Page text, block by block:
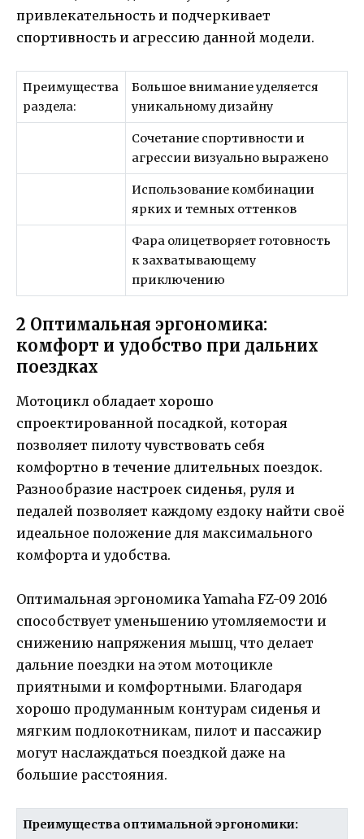
привлекательность и подчеркивает
спортивность и агрессию данной модели.
Преимущества
раздела:
Большое внимание уделяется
уникальному дизайну
Сочетание спортивности и
агрессии визуально выражено
Использование комбинации
ярких и темных оттенков
Фара олицетворяет готовность
к захватывающему
приключению
2 Оптимальная эргономика:
комфорт и удобство при дальних
поездках
Мотоцикл обладает хорошо
спроектированной посадкой, которая
позволяет пилоту чувствовать себя
комфортно в течение длительных поездок.
Разнообразие настроек сиденья, руля и
педалей позволяет каждому ездоку найти своё
идеальное положение для максимального
комфорта и удобства.
Оптимальная эргономика Yamaha FZ-09 2016
способствует уменьшению утомляемости и
снижению напряжения мышц, что делает
дальние поездки на этом мотоцикле
приятными и комфортными. Благодаря
хорошо продуманным контурам сиденья и
мягким подлокотникам, пилот и пассажир
могут наслаждаться поездкой даже на
большие расстояния.
Преимущества оптимальной эргономики: